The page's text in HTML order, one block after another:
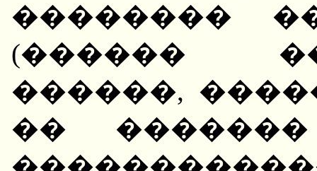
��������
(������
������,
��